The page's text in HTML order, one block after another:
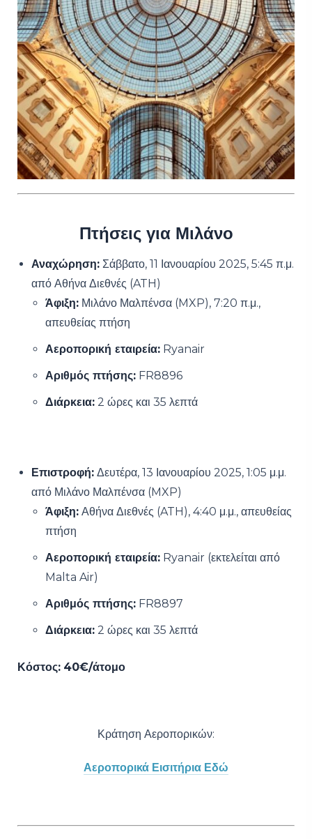
Πτήσεις για Μιλάνο
Αναχώρηση: Σάββατο, 11 Ιανουαρίου 2025, 5:45 π.μ.
από Αθήνα Διεθνές (ATH)
Άφιξη: Μιλάνο Μαλπένσα (MXP), 7:20 π.μ.,
απευθείας πτήση
Αεροπορική εταιρεία: Ryanair
Αριθμός πτήσης: FR8896
Διάρκεια: 2 ώρες και 35 λεπτά
Επιστροφή: Δευτέρα, 13 Ιανουαρίου 2025, 1:05 μ.μ.
από Μιλάνο Μαλπένσα (MXP)
Άφιξη: Αθήνα Διεθνές (ATH), 4:40 μ.μ., απευθείας
πτήση
Αεροπορική εταιρεία: Ryanair (εκτελείται από
Malta Air)
Αριθμός πτήσης: FR8897
Διάρκεια: 2 ώρες και 35 λεπτά
Κόστος: 40€/άτομο
Κράτηση Αεροπορικών:
Αεροπορικά Εισιτήρια Εδώ